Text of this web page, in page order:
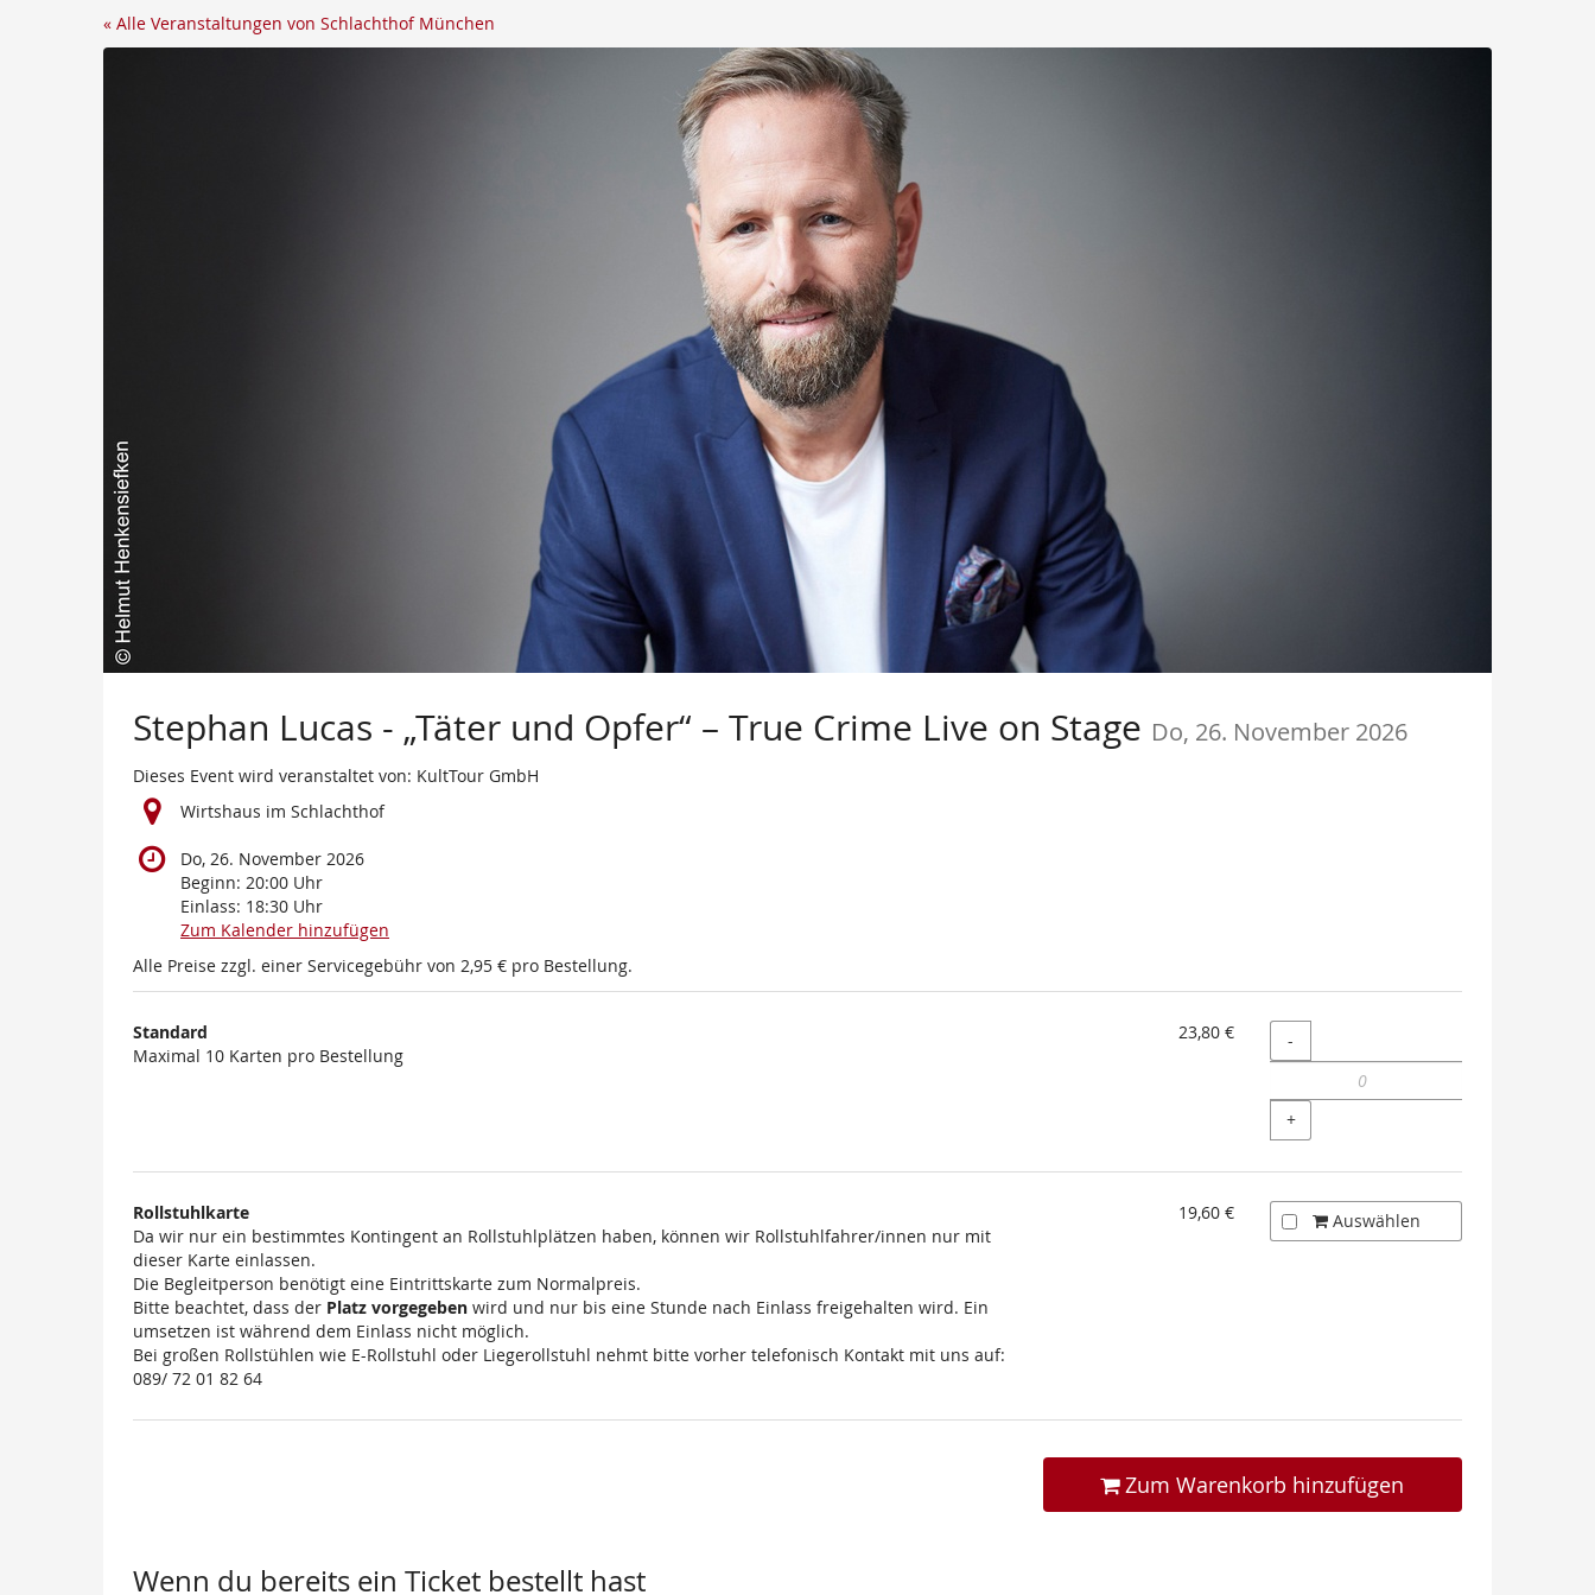
« Alle Veranstaltungen von Schlachthof München
Stephan Lucas - „Täter und Opfer“ – True Crime Live on Stage Do, 26. November 2026
Dieses Event wird veranstaltet von: KultTour GmbH
Wirtshaus im Schlachthof
Do, 26. November 2026
Beginn: 20:00 Uhr
Einlass: 18:30 Uhr
Zum Kalender hinzufügen
Alle Preise zzgl. einer Servicegebühr von 2,95 € pro Bestellung.
Produkte
Unkategorisierte
Standard
Maximal 10 Karten pro Bestellung
23,80 € Menge
-
+
Rollstuhlkarte
Da wir nur ein bestimmtes Kontingent an Rollstuhlplätzen haben, können wir Rollstuhlfahrer/innen nur mit
dieser Karte einlassen.
Die Begleitperson benötigt eine Eintrittskarte zum Normalpreis.
Bitte beachtet, dass der Platz vorgegeben wird und nur bis eine Stunde nach Einlass freigehalten wird. Ein
umsetzen ist während dem Einlass nicht möglich.
Bei großen Rollstühlen wie E-Rollstuhl oder Liegerollstuhl nehmt bitte vorher telefonisch Kontakt mit uns auf:
089/ 72 01 82 64
19,60 € Auswählen
Zum Warenkorb hinzufügen
Wenn du bereits ein Ticket bestellt hast